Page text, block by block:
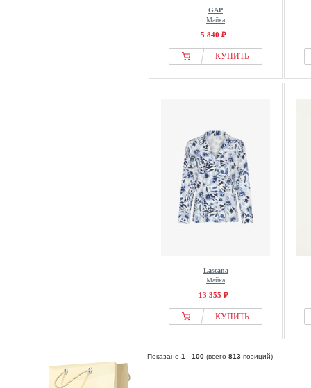
GAP
Майка
5 840 ₽
КУПИТЬ
Lascana
Майка
13 355 ₽
КУПИТЬ
Показано 1 - 100 (всего 813 позиций)